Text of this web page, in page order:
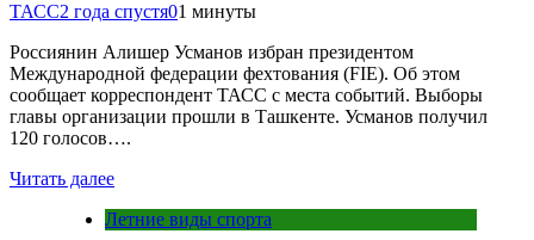
ТАСС2 года спустя01 минуты
Россиянин Алишер Усманов избран президентом
Международной федерации фехтования (FIE). Об этом
сообщает корреспондент ТАСС с места событий. Выборы
главы организации прошли в Ташкенте. Усманов получил
120 голосов….
Читать далее
Летние виды спорта